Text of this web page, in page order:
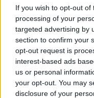
If you wish to opt-out
processing of your
targeted advertising by
section to confirm your
opt-out request is
interest-based ads
us or personal
your opt-out. You may
disclosure of your
Διασώστες
αναφέρθηκε